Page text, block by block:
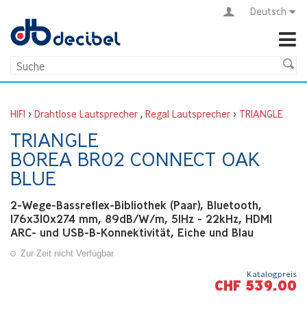
Deutsch
HIFI > Drahtlose Lautsprecher , Regal Lautsprecher > TRIANGLE
TRIANGLE
BOREA BR02 CONNECT OAK
BLUE
2-Wege-Bassreflex-Bibliothek (Paar), Bluetooth,
176x310x274 mm, 89dB/W/m, 51Hz - 22kHz, HDMI
ARC- und USB-B-Konnektivität, Eiche und Blau
Zur Zeit nicht Verfügbar
Katalogpreis
CHF 539.00